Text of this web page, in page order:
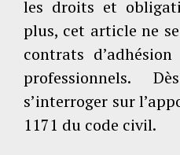
les droits et
plus, cet article ne
contrats
professionnels.
s’interroger sur
1171 du code civil.